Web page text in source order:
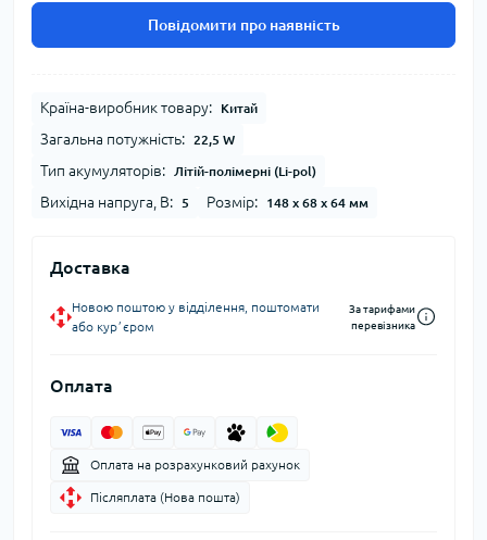
Повідомити про наявність
Країна-виробник товару: Китай
Загальна потужність: 22,5 W
Тип акумуляторів: Літій-полімерні (Li-pol)
Вихідна напруга, В: 5 Розмір: 148 x 68 x 64 мм
Доставка
Новою поштою у відділення, поштомати
або курʼєром
За тарифами
перевізника
Оплата
Оплата на розрахунковий рахунок
Післяплата (Нова пошта)